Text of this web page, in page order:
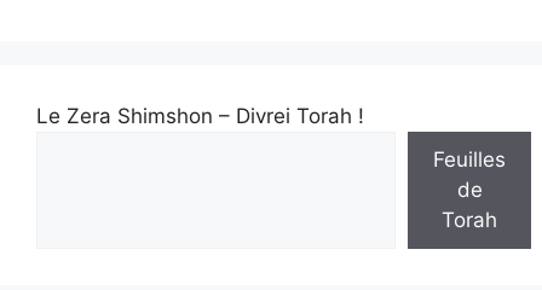
Le Zera Shimshon – Divrei Torah !
Feuilles
de
Torah